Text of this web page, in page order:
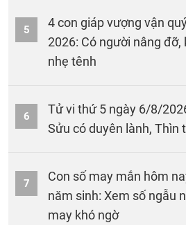
5
4 con giáp vượng vận
2026: Có người nâng đỡ,
nhẹ tênh
6
Tử vi thứ 5 ngày 6/8/
Sửu có duyên lành, Thìn
7
Con số may mắn hôm
năm sinh: Xem số ngẫu
may khó ngờ